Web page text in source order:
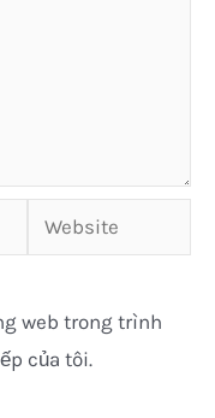
Website
web trong trình
của tôi.